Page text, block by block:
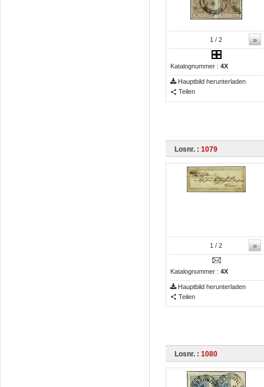
»
1 / 2
Katalognummer : 4X
Hauptbild herunterladen
Teilen
Losnr. : 1079
»
1 / 2
Katalognummer : 4X
Hauptbild herunterladen
Teilen
Losnr. : 1080